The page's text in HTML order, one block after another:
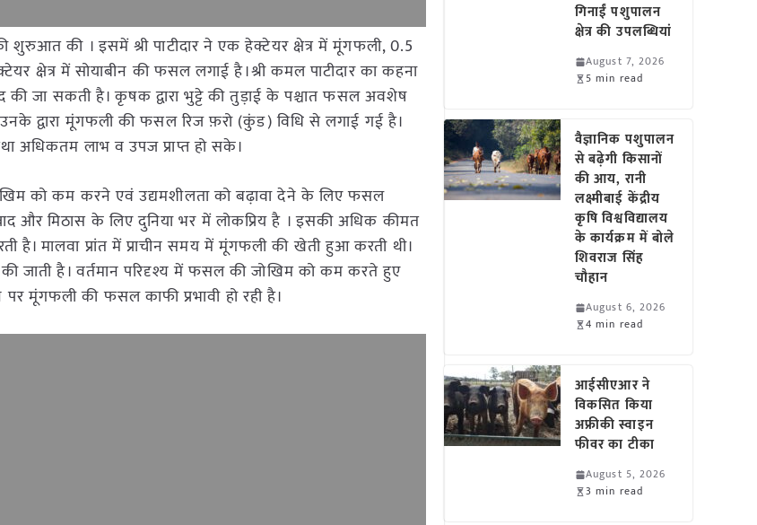
शुरुआत की । इसमें श्री पाटीदार ने एक हेक्टेयर क्षेत्र में मूंगफली, 0.5
क्षेत्र में सोयाबीन की फसल लगाई है।श्री कमल पाटीदार का कहना
की जा सकती है। कृषक द्वारा भुट्टे की तुड़ाई के पश्चात फसल अवशेष
द्वारा मूंगफली की फसल रिज फ़रो (कुंड) विधि से लगाई गई है।
अधिकतम लाभ व उपज प्राप्त हो सके।
को कम करने एवं उद्यमशीलता को बढ़ावा देने के लिए फसल
और मिठास के लिए दुनिया भर में लोकप्रिय है । इसकी अधिक कीमत
है। मालवा प्रांत में प्राचीन समय में मूंगफली की खेती हुआ करती थी।
जाती है। वर्तमान परिदृश्य में फसल की जोखिम को कम करते हुए
पर मूंगफली की फसल काफी प्रभावी हो रही है।
गिनाईं पशुपालन
क्षेत्र की उपलब्धियां
August 7, 2026
5 min read
वैज्ञानिक पशुपालन
से बढ़ेगी किसानों
की आय, रानी
लक्ष्मीबाई केंद्रीय
कृषि विश्वविद्यालय
के कार्यक्रम में बोले
शिवराज सिंह
चौहान
August 6, 2026
4 min read
आईसीएआर ने
विकसित किया
अफ्रीकी स्वाइन
फीवर का टीका
August 5, 2026
3 min read